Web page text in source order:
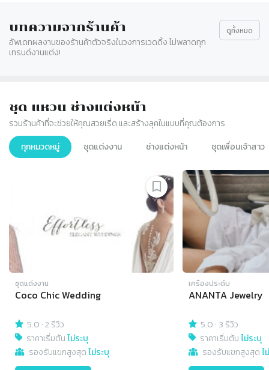
บทความจากร้านค้า
อัพเดทผลงานของร้านค้าตัวจริงในวงการเวดดิ้ง ไม่พลาดทุก
เทรนด์งานแต่ง!
ดูทั้งหมด
ดูบทความจากร้านค้าทั้งหมด
ชุด แหวน ช่างแต่งหน้า
รวมร้านค้าที่จะช่วยให้คุณสวยเริ่ด และสร้างลุคในแบบที่คุณต้องการ
ทุกหมวดหมู่
ชุดแต่งงาน ช่างแต่งหน้า ชุดเพื่อนเจ้าสาว
ชุดแต่งงาน
Coco Chic Wedding
5.0 ·2 รีวิว
ราคาเริ่มต้นไม่ระบุ
รองรับแขกสูงสุดไม่ระบุ
เครื่องประดับ
ANANTA Jewelry
5.0 · 3 รีวิว
ราคาเริ่มต้นไม่ระบุ
รองรับแขกสูงสุดไ